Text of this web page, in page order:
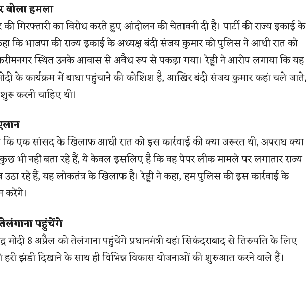
बोला हमला
गिरफ्तारी का विरोध करते हुए आंदोलन की चेतावनी दी है। पार्टी की राज्य इकाई के
कि भाजपा की राज्य इकाई के अध्यक्ष बंदी संजय कुमार को पुलिस ने आधी रात को
स्थित उनके आवास से अवैध रूप से पकड़ा गया। रेड्डी ने आरोप लगाया कि यह
के कार्यक्रम में बाधा पहुंचाने की कोशिश है, आखिर बंदी संजय कुमार कहां चले जाते,
करनी चाहिए थी।
कि एक सांसद के खिलाफ आधी रात को इस कार्रवाई की क्या जरूरत थी, अपराध क्या
भी नहीं बता रहे हैं, ये केवल इसलिए है कि वह पेपर लीक मामले पर लगातार राज्य
रहे हैं, यह लोकतंत्र के खिलाफ है। रेड्डी ने कहा, हम पुलिस की इस कार्रवाई के
करेंगे।
पहुंचेंगे
मोदी 8 अप्रैल को तेलंगाना पहुंचेंगे प्रधानमंत्री यहां सिकंदराबाद से तिरुपति के लिए
हरी झंडी दिखाने के साथ ही विभिन्न विकास योजनाओं की शुरुआत करने वाले हैं।